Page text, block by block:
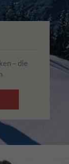
– die